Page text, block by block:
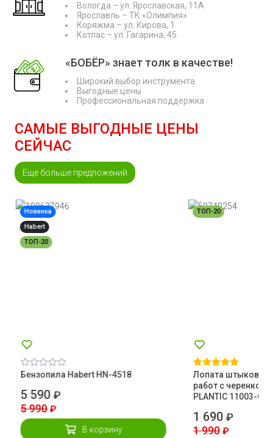
Вологда – ул. Ярославская, 11А
Ярославль – ТК «Олимпия»
Коряжма – ул. Кирова, 1
Котлас – ул. Гагарина, 45
«БОБЁР» знает толк в качестве!
Широкий выбор инструмента
Выгодные цены
Профессиональная поддержка
САМЫЕ ВЫГОДНЫЕ ЦЕНЫ
СЕЙЧАС
Еще больше предложений
Новинка
Habert
ТОП-20
Бензопила Habert HN-4518
5 590₽
5 990 ₽
В корзину
ТОП-20
Лопата штыковая
работ с черенком
PLANTIC 11003-01
1 690 ₽
1 990 ₽